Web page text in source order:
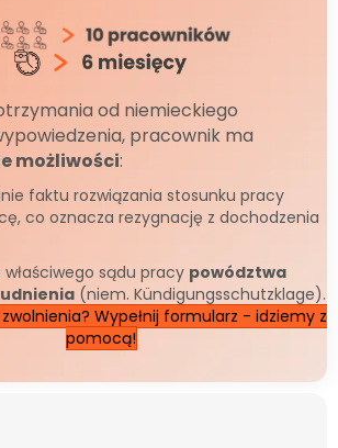
od niemieckiego
pracownik ma
możliwości:
faktu rozwiązania stosunku pracy
co oznacza rezygnację z dochodzenia
sądu pracy powództwa
(niem. Kündigungsschutzklage).
Wypełnij formularz - idziemy z
pomocą!